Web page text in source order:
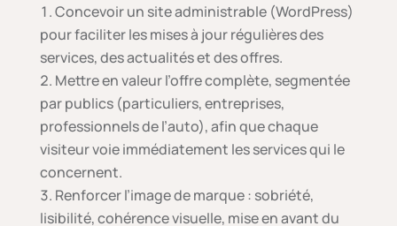
Concevoir un site administrable (WordPress)
pour faciliter les mises à jour régulières des
services, des actualités et des offres.
Mettre en valeur l’offre complète, segmentée
par publics (particuliers, entreprises,
professionnels de l’auto), afin que chaque
visiteur voie immédiatement les services qui le
concernent.
Renforcer l’image de marque : sobriété,
lisibilité, cohérence visuelle, mise en avant du